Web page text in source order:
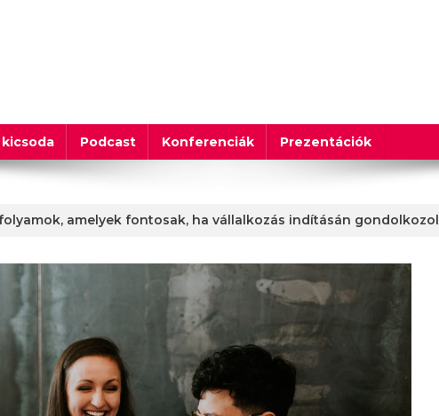
kicsoda Podcast Konferenciák Prezentációk
amelyek fontosak, ha vállalkozás indításán gondolkozol